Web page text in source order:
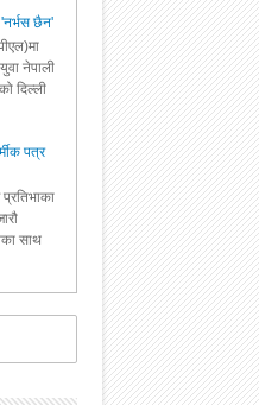
छैन'
नेपाली
दिल्ली
पत्र
साथ